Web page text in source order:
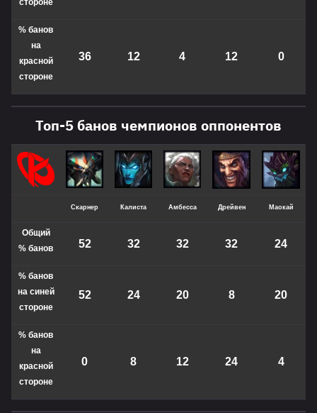
% банов
на
красной
стороне
36 12 4 12 0
Топ-5 банов чемпионов оппонентов
Скарнер Калиста Амбесса Дрейвен Маокай
Общий
% банов 52 32 32 32 24
% банов
на синей
стороне
52 24 20 8 20
% банов
на
красной
стороне
0 8 12 24 4